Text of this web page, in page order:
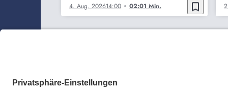
4. Aug. 202614:00 02:01 Min. bookmark_border